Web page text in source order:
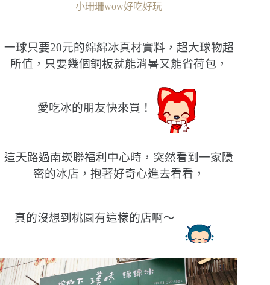
小珊珊wow好吃好玩
一球只要20元的綿綿冰真材實料，超大球物超
所值，只要幾個銅板就能消暑又能省荷包，
愛吃冰的朋友快來買！
這天路過南崁聯福利中心時，突然看到一家隱
密的冰店，抱著好奇心進去看看，
真的沒想到桃園有這樣的店啊〜